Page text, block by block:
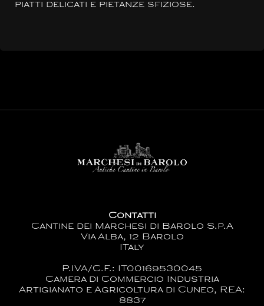
piatti delicati e pietanze sfiziose.
Contatti
Cantine dei Marchesi di Barolo S.p.A
Via Alba, 12 Barolo
ITaly
P.IVA/C.F.: IT00169530045
Camera di Commercio Industria
Artigianato e Agricoltura di Cuneo, REA:
8837